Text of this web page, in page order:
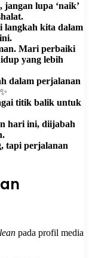
lupa ‘naik’
langkah kita dalam
Mari perbaiki
yang lebih
dalam perjalanan
titik balik untuk
hari ini, diijabah
tapi perjalanan
pada profil media